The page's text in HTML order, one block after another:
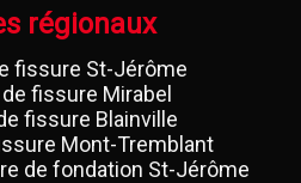
régionaux
fissure St-Jérôme
fissure Mirabel
fissure Blainville
Mont-Tremblant
de fondation St-Jérôme